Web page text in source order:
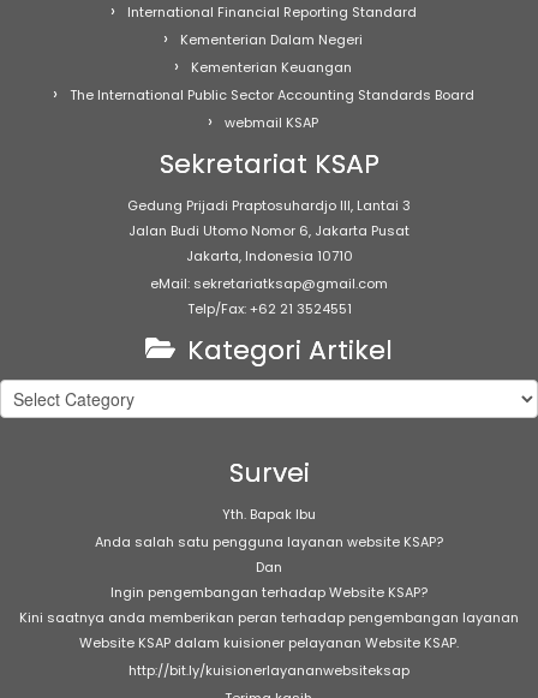
International Financial Reporting Standard
Kementerian Dalam Negeri
Kementerian Keuangan
The International Public Sector Accounting Standards Board
webmail KSAP
Sekretariat KSAP
Gedung Prijadi Praptosuhardjo III, Lantai 3
Jalan Budi Utomo Nomor 6, Jakarta Pusat
Jakarta, Indonesia 10710
eMail: sekretariatksap@gmail.com
Telp/Fax: +62 21 3524551
Kategori Artikel
Kategori
Artikel
Survei
Yth. Bapak Ibu
Anda salah satu pengguna layanan website KSAP?
Dan
Ingin pengembangan terhadap Website KSAP?
Kini saatnya anda memberikan peran terhadap pengembangan layanan
Website KSAP dalam kuisioner pelayanan Website KSAP.
http://bit.ly/kuisionerlayananwebsiteksap